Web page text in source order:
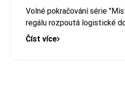
Volné pokračování série
regálu rozpoutá logistické
Číst více